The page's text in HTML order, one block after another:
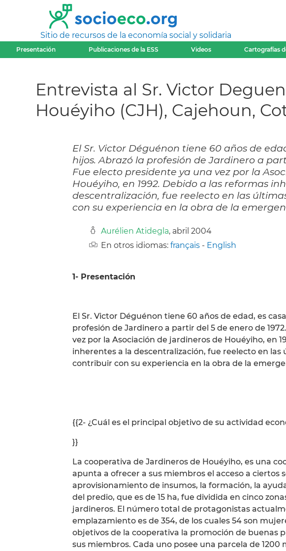
Sitio de recursos de la economía social y solidaria
Presentación Publicaciones de la ESS Videos Cartografías
Entrevista al Sr. Victor
Houéyiho (CJH), Cajehoun,
El Sr. Victor Déguénon tiene 60 años de
hijos. Abrazó la profesión de Jardinero a
Fue electo presidente ya una vez por la
Houéyiho, en 1992. Debido a las reformas
descentralización, fue reelecto en las
con su experiencia en la obra de la
Aurélien Atidegla, abril 2004
En otros idiomas: français - English
1- Presentación
El Sr. Victor Déguénon tiene 60 años de edad, es
profesión de Jardinero a partir del 5 de enero de
vez por la Asociación de jardineros de Houéyiho, en
inherentes a la descentralización, fue reelecto en las
contribuir con su experiencia en la obra de la
{{2- ¿Cuál es el principal objetivo de su actividad
}}
La cooperativa de Jardineros de Houéyiho, es una
apunta a ofrecer a sus miembros el acceso a ciertos
aprovisionamiento de insumos, la formación, la
del predio, que es de 15 ha, fue dividida en cinco
jardineros. El número total de protagonistas
emplazamiento es de 354, de los cuales 54 son
objetivos de la cooperativa la promoción de buenas
sus miembros. Cada uno posee una parcela de 1200